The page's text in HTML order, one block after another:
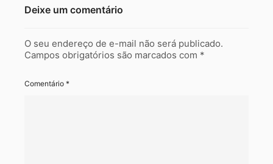
Deixe um comentário
O seu endereço de e-mail não será publicado.
Campos obrigatórios são marcados com *
Comentário *